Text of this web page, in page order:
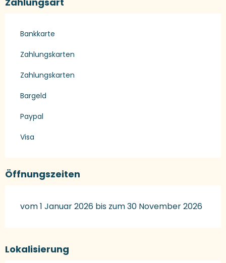
Bankkarte
Zahlungskarten
Zahlungskarten
Bargeld
Paypal
Visa
Öffnungszeiten
vom 1 Januar 2026 bis zum 30 November 2026
Lokalisierung